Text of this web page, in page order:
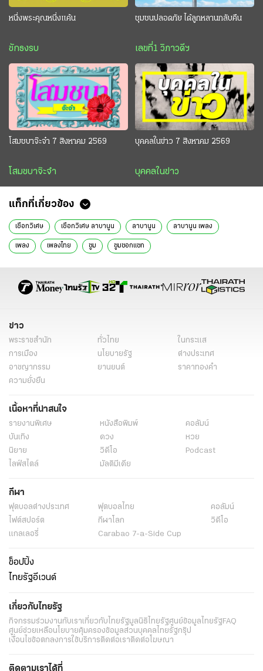
หนึ่งพระคุณหนึ่งแค้น
ชักธงรบ
ชุมชนปลอดภัย ได้ลูกหลานกลับคืน
เลขที่1 วิภาวดีฯ
โสมชบาจ๊ะจ๋า 7 สิงหาคม 2569
โสมชบาจ๊ะจ๋า
บุคคลในข่าว 7 สิงหาคม 2569
บุคคลในข่าว
แท็กที่เกี่ยวข้อง
เชือกวิเศษ เชือกวิเศษ ลาบานูน ลาบานูน ลาบานูน เพลง
เพลง เพลงไทย ซูม ซูมซอกแซก
ข่าว
พระราชสำนัก ทั่วไทย
ในกระแส
การเมือง
นโยบายรัฐ
ต่างประเทศ
อาชญากรรม
ยานยนต์
ราคาทองคำ
ความยั่งยืน
เนื้อหาที่น่าสนใจ
รายงานพิเศษ หนังสือพิมพ์
คอลัมน์
บันเทิง
ดวง
หวย
นิยาย
วิดีโอ
Podcast
ไลฟ์สไตล์
มัลติมีเดีย
กีฬา
ฟุตบอลต่่างประเทศ ฟุตบอลไทย
คอลัมน์
ไฟต์สปอร์ต
กีฬาโลก
วิดีโอ
แกลเลอรี่
Carabao 7-a-Side Cup
ช็อปปิ้ง
ไทยรัฐอีเวนต์
เกี่ยวกับไทยรัฐ
กิจกรรมร่วมงานกับเราเกี่ยวกับไทยรัฐมูลนิธิไทยรัฐศูนย์ข้อมูลไทยรัฐFAQ
ศูนย์ช่วยเหลือนโยบายคุ้มครองข้อมูลส่วนบุคคลไทยรัฐกรุ๊ป
เงื่อนไขข้อตกลงการใช้บริการติดต่อเราติดต่อโฆษณา
ติดตามเราได้ที่